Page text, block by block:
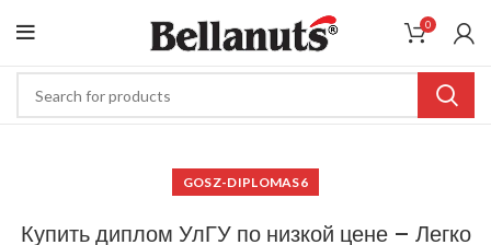
0
GOSZ-DIPLOMAS6
Купить диплом УлГУ по низкой цене – Легко